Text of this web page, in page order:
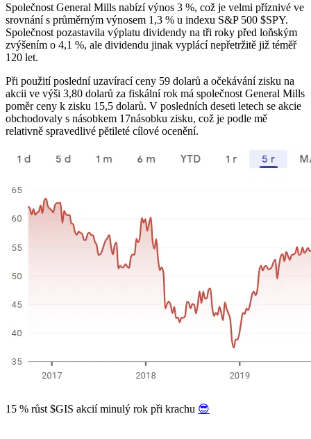
Společnost General Mills nabízí výnos 3 %, což je velmi příznivé ve
srovnání s průměrným výnosem 1,3 % u indexu S&P 500 $SPY.
Společnost pozastavila výplatu dividendy na tři roky před loňským
zvýšením o 4,1 %, ale dividendu jinak vyplácí nepřetržitě již téměř
120 let.
Při použití poslední uzavírací ceny 59 dolarů a očekávání zisku na
akcii ve výši 3,80 dolarů za fiskální rok má společnost General Mills
poměr ceny k zisku 15,5 dolarů. V posledních deseti letech se akcie
obchodovaly s násobkem 17násobku zisku, což je podle mě
relativně spravedlivé pětileté cílové ocenění.
15 % růst $GIS akcií minulý rok při krachu 😎